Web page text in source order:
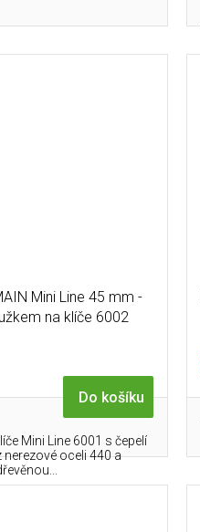
Mini Line 45 mm -
na klíče 6002
Do košíku
Mini Line 6001 s čepelí
nerezové oceli 440 a